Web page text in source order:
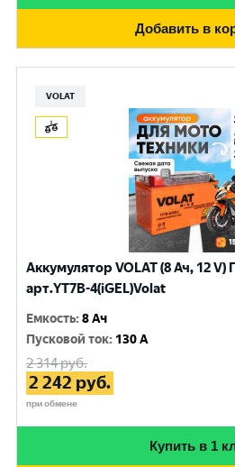
Добавить в
VOLAT
Аккумулятор VOLAT (8 Ач, 12 V)
арт.YT7B-4(iGEL)Volat
Емкость:8 Ач
Пусковой ток: 130 A
2 314руб.
2 242 руб.
при обмене
Купить в 1